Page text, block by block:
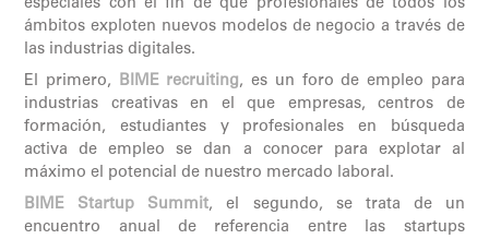
especiales con el fin de que profesionales de todos los
ámbitos exploten nuevos modelos de negocio a través de
las industrias digitales.
El primero, BIME recruiting , es un foro de empleo para
industrias creativas en el que empresas, centros de
formación, estudiantes y profesionales en búsqueda
activa de empleo se dan a conocer para explotar al
máximo el potencial de nuestro mercado laboral.
BIME Startup Summit, el segundo, se trata de un
encuentro anual de referencia entre las startups